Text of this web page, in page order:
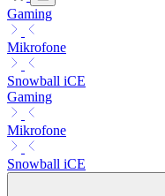
Gaming
Mikrofone
Snowball iCE
Gaming
Mikrofone
Snowball iCE